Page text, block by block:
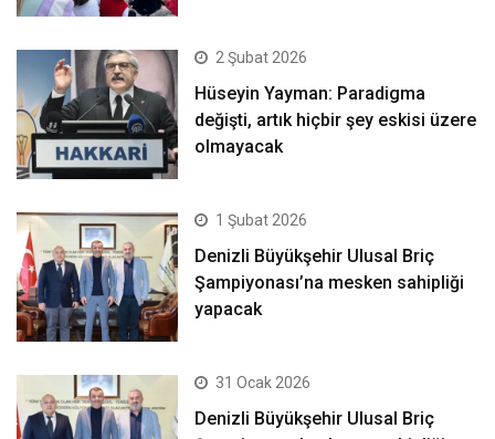
2 Şubat 2026
Hüseyin Yayman: Paradigma
değişti, artık hiçbir şey eskisi üzere
olmayacak
1 Şubat 2026
Denizli Büyükşehir Ulusal Briç
Şampiyonası’na mesken sahipliği
yapacak
31 Ocak 2026
Denizli Büyükşehir Ulusal Briç